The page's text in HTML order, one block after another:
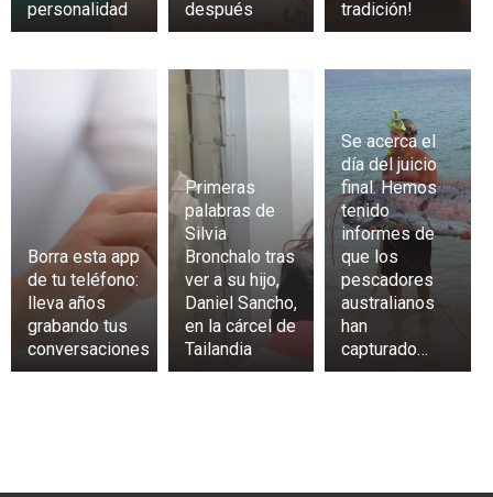
personalidad
después
tradición!
Borra esta app
de tu teléfono:
lleva años
grabando tus
conversaciones
Primeras
palabras de
Silvia
Bronchalo tras
ver a su hijo,
Daniel Sancho,
en la cárcel de
Tailandia
Se acerca el
día del juicio
final. Hemos
tenido
informes de
que los
pescadores
australianos
han
capturado…